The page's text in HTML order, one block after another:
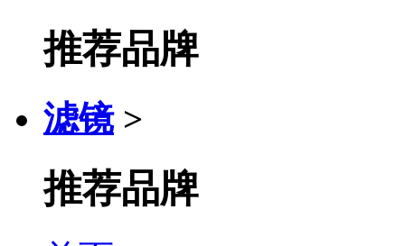
推荐品牌
滤镜 >
推荐品牌